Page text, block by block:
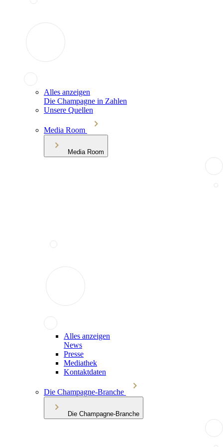
Alles anzeigen
Die Champagne in Zahlen
Unsere Quellen
Media Room
Media Room
Alles anzeigen
News
Presse
Mediathek
Kontaktdaten
Die Champagne-Branche
Die Champagne-Branche